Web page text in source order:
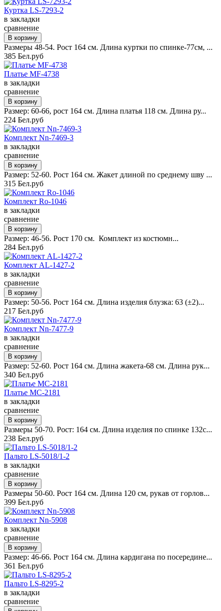
Куртка LS-7293-2
в закладки
сравнение
Размеры 48-54. Рост 164 см. Длина куртки по спинке-77см, ...
385 Бел.руб
Платье MF-4738
в закладки
сравнение
Размер: 60-66, рост 164 см. Длина платья 118 см. Длина ру...
224 Бел.руб
Комплект Nn-7469-3
в закладки
сравнение
Размер: 52-60. Рост 164 см. Жакет длиной по среднему шву ...
315 Бел.руб
Комплект Ro-1046
в закладки
сравнение
Размер: 46-56. Рост 170 см. Комплект из костюмн...
284 Бел.руб
Комплект AL-1427-2
в закладки
сравнение
Размер: 50-56. Рост 164 см. Длина изделия блузка: 63 (±2)...
217 Бел.руб
Комплект Nn-7477-9
в закладки
сравнение
Размер: 52-60. Рост 164 см. Длина жакета-68 см. Длина рук...
340 Бел.руб
Платье MC-2181
в закладки
сравнение
Размеры 50-70. Рост: 164 см. Длина изделия по спинке 132с...
238 Бел.руб
Пальто LS-5018/1-2
в закладки
сравнение
Размеры 50-60. Рост 164 см. Длина 120 см, рукав от горлов...
399 Бел.руб
Комплект Nn-5908
в закладки
сравнение
Размер: 46-66. Рост 164 см. Длина кардигана по посередине...
361 Бел.руб
Пальто LS-8295-2
в закладки
сравнение